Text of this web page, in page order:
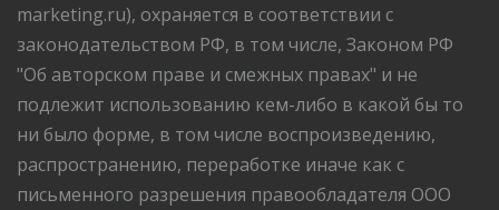
marketing.ru), охраняется в соответствии с
законодательством РФ, в том числе, Законом РФ
"Об авторском праве и смежных правах" и не
подлежит использованию кем-либо в какой бы то
ни было форме, в том числе воспроизведению,
распространению, переработке иначе как с
письменного разрешения правообладателя ООО